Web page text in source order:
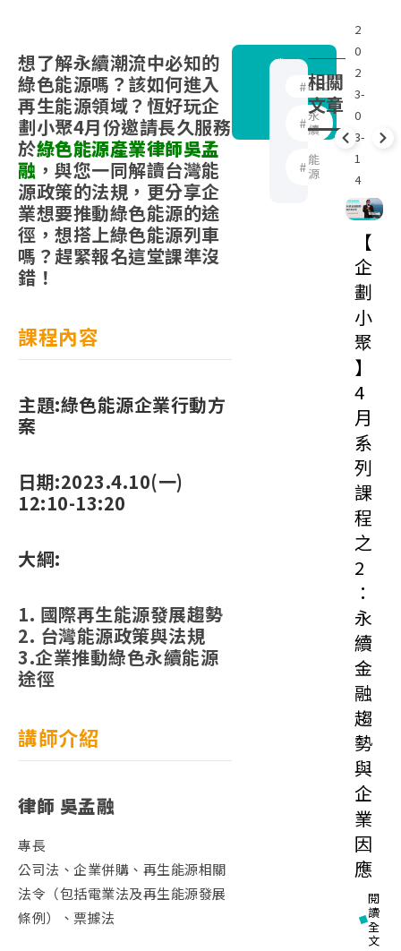
想了解永續潮流中必知的
綠色能源嗎？該如何進入
再生能源領域？恆好玩企
劃小聚4月份邀請長久服務
於綠色能源產業律師吳孟
融 ，與您一同解讀台灣能
源政策的法規，更分享企
業想要推動綠色能源的途
徑，想搭上綠色能源列車
嗎？趕緊報名這堂課準沒
錯！
課程內容
主題:綠色能源企業行動方
案
日期:2023.4.10(一)
12:10-13:20
大綱:
1. 國際再生能源發展趨勢
2. 台灣能源政策與法規
3.企業推動綠色永續能源
途徑
講師介紹
律師 吳孟融
專長
公司法、企業併購、再生能源相關
法令（包括電業法及再生能源發展
條例）、票據法
我
ESG
永
續
能
源
相關
文章
2
0
2
3-
0
3-
1
4
【
企
劃
小
聚
】
4
月
系
列
課
程
之
2
：
永
續
金
融
趨
勢
與
企
業
因
應
閱
讀
全
文